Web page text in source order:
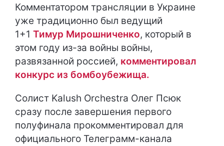
Комментатором трансляции в Украине
уже традиционно был ведущий
1+1 Тимур Мирошниченко, который в
этом году из-за войны войны,
развязанной россией, комментировал
конкурс из бомбоубежища.
Солист Kalush Orchestra Олег Псюк
сразу после завершения первого
полуфинала прокомментировал для
официального Телеграмм-канала